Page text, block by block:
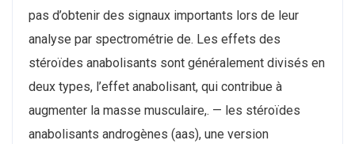
pas d’obtenir des signaux importants lors de leur
analyse par spectrométrie de. Les effets des
stéroïdes anabolisants sont généralement divisés en
deux types, l’effet anabolisant, qui contribue à
augmenter la masse musculaire,. — les stéroïdes
anabolisants androgènes (aas), une version